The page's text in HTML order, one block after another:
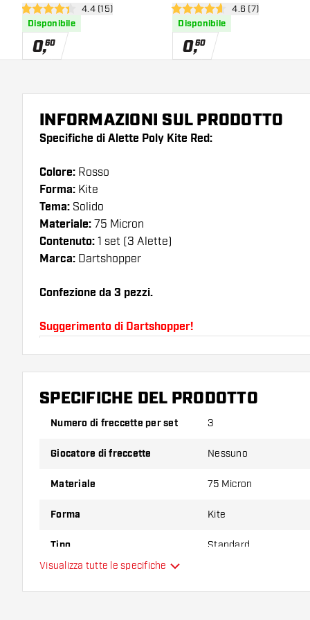
apri pannello recensioni
4.4 stelle di valutazione
4.4 (15)
Disponibile
0,60
apri pannello
4.6 stelle di valutazione
4.6 (7)
Disponibile
0,60
INFORMAZIONI SUL PRODOTTO
Specifiche di Alette Poly Kite Red:
Colore: Rosso
Forma: Kite
Tema: Solido
Materiale: 75 Micron
Contenuto: 1 set (3 Alette)
Marca: Dartshopper
Confezione da 3 pezzi.
Suggerimento di Dartshopper!
Assicuratevi di avere a portata di mano un gran
astine. Questi possono danneggiarsi o rompersi
scoprire quale variante vi si addice di più!
SPECIFICHE DEL PRODOTTO
Numero di freccette per set 3
Giocatore di freccette Nessuno
Materiale 75 Micron
Forma Kite
Tipo Standard
Visualizza tutte le specifiche